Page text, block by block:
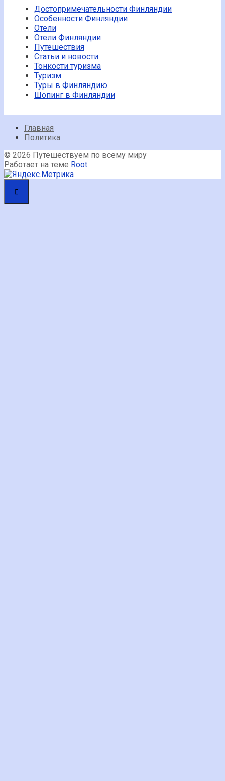
Достопримечательности Финляндии
Особенности Финляндии
Отели
Отели Финляндии
Путешествия
Статьи и новости
Тонкости туризма
Туризм
Туры в Финляндию
Шопинг в Финляндии
Главная
Политика
© 2026 Путешествуем по всему миру
Работает на теме Root